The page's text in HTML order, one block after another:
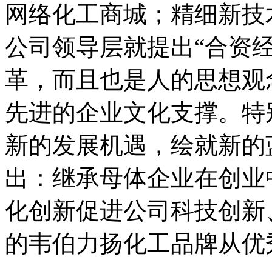
网络化工商城；精细新
公司领导层就提出“合资
革，而且也是人的思想
先进的企业文化支撑。
新的发展机遇，绘就新
出：继承母体企业在创
化创新促进公司科技创
的韦伯力扬化工品牌从